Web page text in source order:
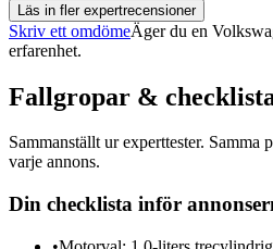
Läs in fler expertrecensioner
Skriv ett omdömeÄger du en
erfarenhet.
Fallgropar &
Sammanställt ur experttester.
varje annons.
Din checklista inför